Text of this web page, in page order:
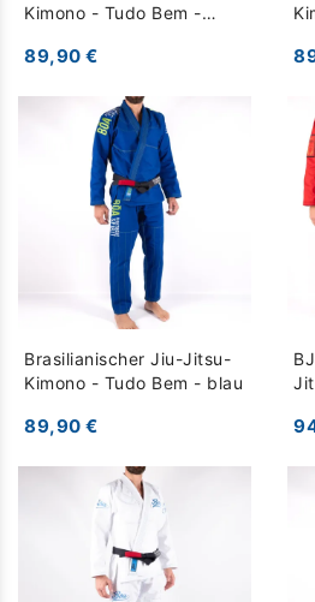
Kimono - Tudo Bem -
89,90 €
Brasilianischer Jiu-Jitsu-
Kimono - Tudo Bem - blau
89,90 €